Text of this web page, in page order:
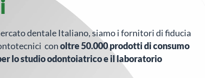
dentale Italiano, siamo i fornitori di fiducia
conoltre 50.000 prodotti di consumo
lo studio odontoiatrico e il laboratorio